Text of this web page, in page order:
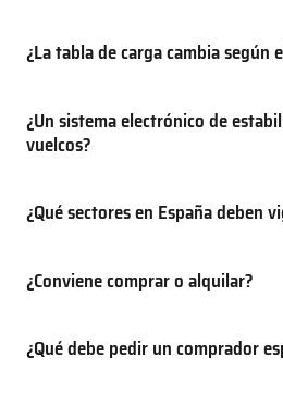
¿La tabla de carga cambia según
¿Un sistema electrónico de
vuelcos?
¿Qué sectores en España deben
¿Conviene comprar o alquilar?
¿Qué debe pedir un comprador